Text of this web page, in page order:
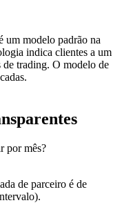
um modelo padrão na
indica clientes a um
de trading. O modelo de
por mês?
de parceiro é de